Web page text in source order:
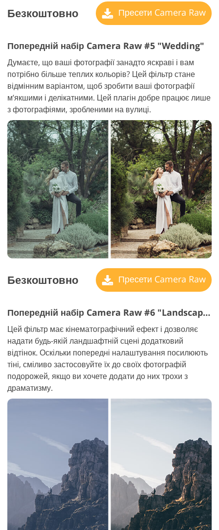
Безкоштовно Пресети Camera Raw
Попередній набір Camera Raw #5 "Wedding"
Думаєте, що ваші фотографії занадто яскраві і вам
потрібно більше теплих кольорів? Цей фільтр стане
відмінним варіантом, щоб зробити ваші фотографії
м’якшими і делікатними. Цей плагін добре працює лише
з фотографіями, зробленими на вулиці.
Безкоштовно Пресети Camera Raw
Попередній набір Camera Raw #6 "Landscape"
Цей фільтр має кінематографічний ефект і дозволяє
надати будь-якій ландшафтній сцені додатковий
відтінок. Оскільки попередні налаштування посилюють
тіні, сміливо застосовуйте їх до своїх фотографій
подорожей, якщо ви хочете додати до них трохи з
драматизму.